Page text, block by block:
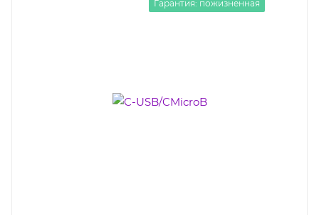
Гарантия: пожизненная